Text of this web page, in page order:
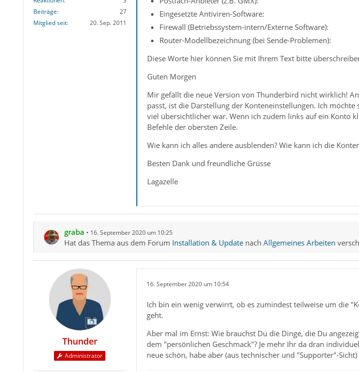
Beiträge
27
Mitglied seit
20. Sep. 2011
Eingesetzte Antiviren-Software:
Firewall (Betriebssystem-intern/Externe Software):
Router-Modellbezeichnung (bei Sende-Problemen):
Diese Worte hier können Sie mit Ihrem Text bitte
Guten Morgen
Mir gefällt die neue Version von Thunderbird nicht wirklich!
passt, ist die Darstellung der Konteneinstellungen. Ich
viel übersichtlicher war. Wenn ich zudem links auf ein Konto
Befehle der obersten Zeile.
Wie kann ich alles andere ausblenden? Wie kann ich die
Besten Dank und freundliche Grüsse
Lagazelle
graba 16. September 2020 um 10:25
Hat das Thema aus dem Forum Installation & Updatenach Allgemeines Arbeiten
Thunder
Administrator
16. September 2020 um 10:54
Ich bin ein wenig verwirrt, ob es zumindest teilweise um die
geht.
Aber mal im Ernst: Wie brauchst Du die Dinge, die Du
dem "persönlichen Geschmack"? Je mehr Ihr da dran
neue schön, habe aber (aus technischer und "Supporter"-